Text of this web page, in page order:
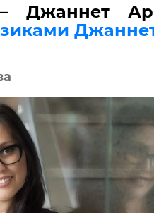
– Джаннет